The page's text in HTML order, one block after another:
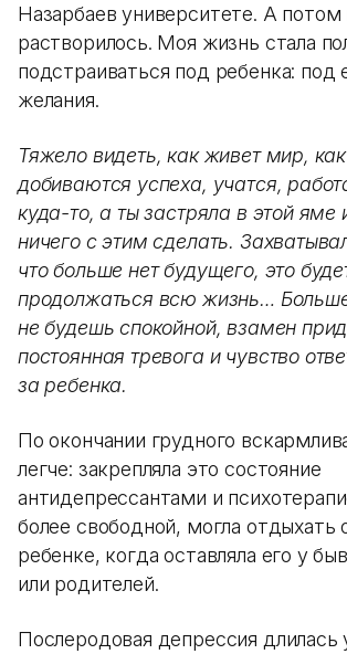
Назарбаев университете. А потом
растворилось. Моя жизнь стала
подстраиваться под ребенка: под
желания.
Тяжело видеть, как живет мир,
добиваются успеха, учатся,
куда-то, а ты застряла в этой
ничего с этим сделать.
что больше нет будущего, это
продолжаться всю жизнь…
не будешь спокойной, взамен
постоянная тревога и чувство
за ребенка.
По окончании грудного
легче: закрепляла это состояние
антидепрессантами и
более свободной, могла отдыхать
ребенке, когда оставляла его у
или родителей.
Послеродовая депрессия длилась